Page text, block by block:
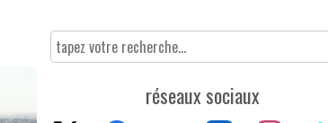
réseaux sociaux